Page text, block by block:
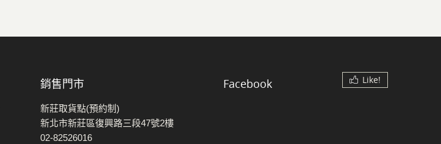
銷售門市
新莊取貨點(預約制)
新北市新莊區復興路三段47號2樓
02-82526016
Facebook Like!